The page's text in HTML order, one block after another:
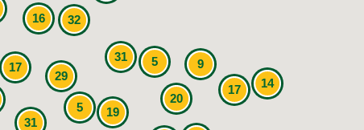
31
31
17
20
32
14
29
17
19
16
9
5
5